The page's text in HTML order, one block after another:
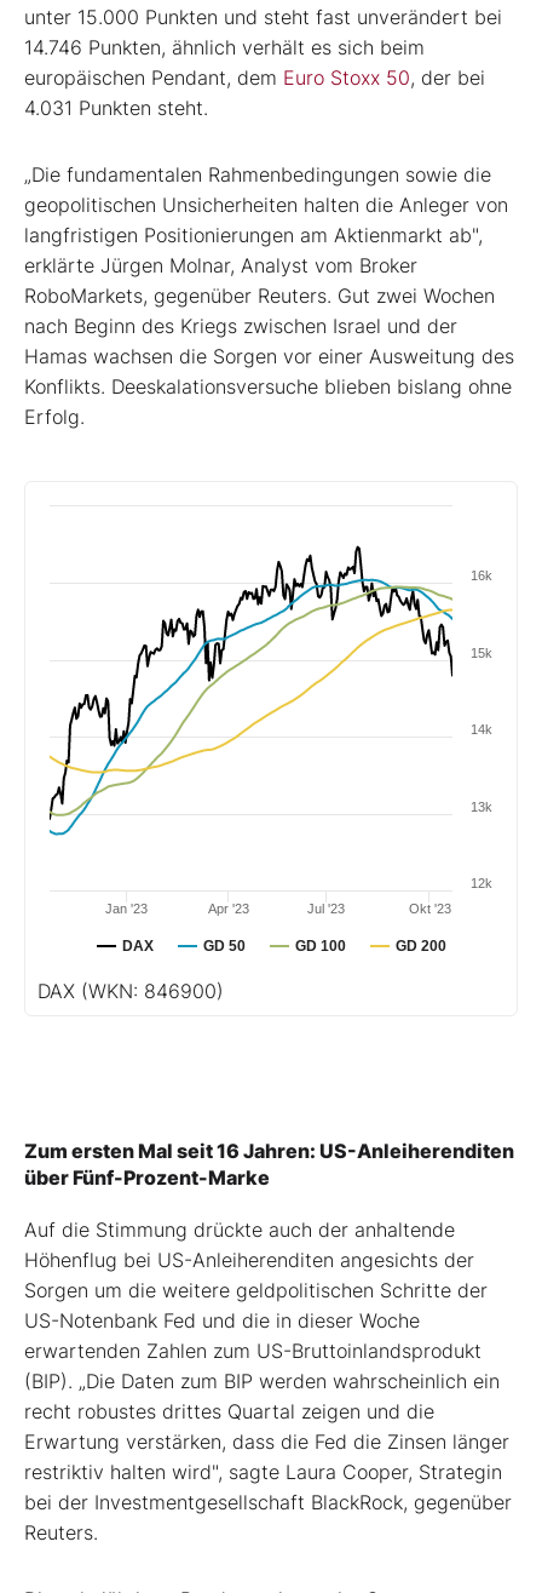
unter 15.000 Punkten und steht fast unverändert bei
14.746 Punkten, ähnlich verhält es sich beim
europäischen Pendant, dem Euro Stoxx 50, der bei
4.031 Punkten steht.
„Die fundamentalen Rahmenbedingungen sowie die
geopolitischen Unsicherheiten halten die Anleger von
langfristigen Positionierungen am Aktienmarkt ab",
erklärte Jürgen Molnar, Analyst vom Broker
RoboMarkets, gegenüber Reuters. Gut zwei Wochen
nach Beginn des Kriegs zwischen Israel und der
Hamas wachsen die Sorgen vor einer Ausweitung des
Konflikts. Deeskalationsversuche blieben bislang ohne
Erfolg.
DAX GD 50 GD 100 GD 200
Jan '23 Jul '23
Apr '23 Okt '23
12k
13k
14k
15k
16k
DAX (WKN: 846900)
Zum ersten Mal seit 16 Jahren: US-Anleiherenditen
über Fünf-Prozent-Marke
Auf die Stimmung drückte auch der anhaltende
Höhenflug bei US-Anleiherenditen angesichts der
Sorgen um die weitere geldpolitischen Schritte der
US-Notenbank Fed und die in dieser Woche
erwartenden Zahlen zum US-Bruttoinlandsprodukt
(BIP). „Die Daten zum BIP werden wahrscheinlich ein
recht robustes drittes Quartal zeigen und die
Erwartung verstärken, dass die Fed die Zinsen länger
restriktiv halten wird", sagte Laura Cooper, Strategin
bei der Investmentgesellschaft BlackRock, gegenüber
Reuters.